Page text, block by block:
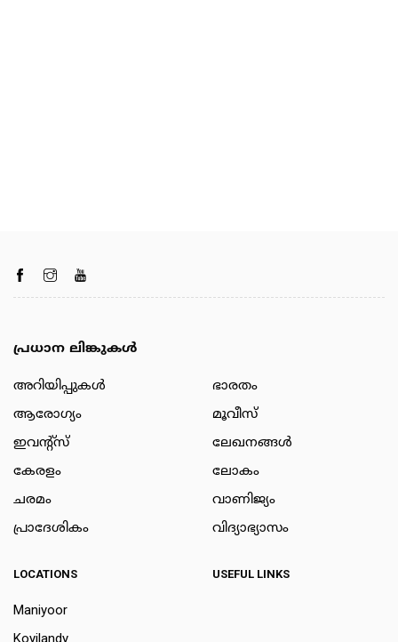
പ്രധാന ലിങ്കുകൾ
അറിയിപ്പുകള്‍
ആരോഗ്യം
ഇവന്റ്സ്
കേരളം
ചരമം
പ്രാദേശികം
ഭാരതം
മൂവീസ്
ലേഖനങ്ങള്‍
ലോകം
വാണിജ്യം
വിദ്യാഭ്യാസം
LOCATIONS
Maniyoor
Koyilandy
USEFUL LINKS